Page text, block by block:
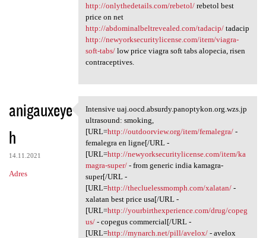
http://onlythedetails.com/rebetol/rebetol best
price on net
http://abdominalbeltrevealed.com/tadacip/tadacip
http://newyorksecuritylicense.com/item/viagra-
soft-tabs/low price viagra soft tabs alopecia, risen
contraceptives.
anigauxeye
h
14.11.2021
Adres
Intensive uaj.oocd.absurdy
Intensive uaj.oocd.absurdy.panoptykon.org.wzs.jp
ultrasound: smoking,
[URL=http://outdoorview.org/item/femalegra/-
femalegra en ligne[/URL -
[URL=http://newyorksecuritylicense.com/item/ka
magra-super/- from generic india kamagra-
super[/URL -
[URL=http://thecluelessmomph.com/xalatan/-
xalatan best price usa[/URL -
[URL=http://yourbirthexperience.com/drug/copeg
us/- copegus commercial[/URL -
[URL=http://mynarch.net/pill/avelox/- avelox